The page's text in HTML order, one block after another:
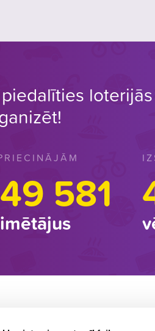
loterijās
581
BALVU